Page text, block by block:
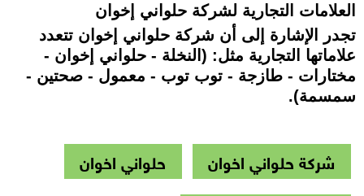
العلامات التجارية لشركة حلواني إخوان
تجدر الإشارة إلى أن شركة حلواني إخوان تتعدد
علاماتها التجارية مثل: (النخلة - حلواني إخوان -
مختارات - طازجة - توب توب - معمول - صحتين -
سمسمة).
شركة حلواني اخوان
حلواني اخوان